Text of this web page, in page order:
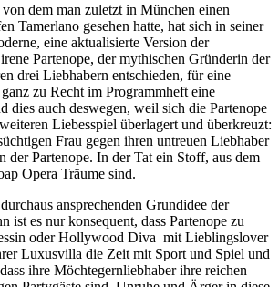
dem man zuletzt in München einen
Tamerlano gesehen hatte, hat sich in seiner
eine aktualisierte Version der
Partenope, der mythischen Gründerin der
drei Liebhabern entschieden, für eine
zu Recht im Programmheft eine
dies auch deswegen, weil sich die Partenope
Liebesspiel überlagert und überkreuzt:
Frau gegen ihren untreuen Liebhaber
der Partenope. In der Tat ein Stoff, aus dem
Opera Träume sind.
ansprechenden Grundidee der
ist es nur konsequent, dass Partenope zu
oder Hollywood Diva mit Lieblingslover
Luxusvilla die Zeit mit Sport und Spiel und
ihre Möchtegernliebhaber ihre reichen